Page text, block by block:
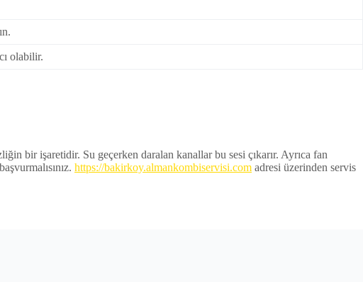
olabilir.
bir işaretidir. Su geçerken daralan kanallar bu sesi çıkarır. Ayrıca fan
https://bakirkoy.almankombiservisi.com adresi üzerinden servis